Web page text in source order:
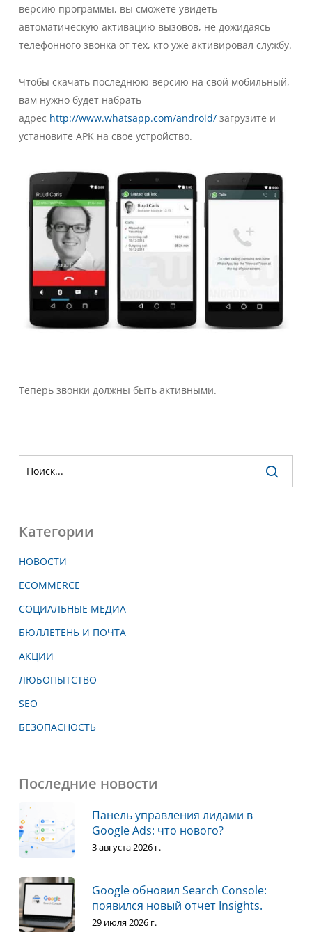
версию программы, вы сможете увидеть
автоматическую активацию вызовов, не дожидаясь
телефонного звонка от тех, кто уже активировал службу.
Чтобы скачать последнюю версию на свой мобильный,
вам нужно будет набрать
адрес http://www.whatsapp.com/android/загрузите и
установите APK на свое устройство.
Теперь звонки должны быть активными.
Категории
НОВОСТИ
ECOMMERCE
СОЦИАЛЬНЫЕ МЕДИА
БЮЛЛЕТЕНЬ И ПОЧТА
АКЦИИ
ЛЮБОПЫТСТВО
SEO
БЕЗОПАСНОСТЬ
Последние новости
Панель управления лидами в
Google Ads: что нового?
3 августа 2026 г.
Google обновил Search Console:
появился новый отчет Insights.
29 июля 2026 г.